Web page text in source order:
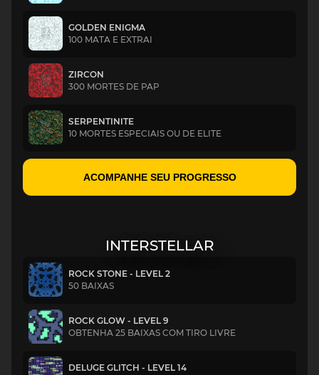
GOLDEN ENIGMA
100 MATA E EXTRAI
ZIRCON
300 MORTES DE PAP
SERPENTINITE
10 MORTES ESPECIAIS OU DE ELITE
ACOMPANHE SEU PROGRESSO
INTERSTELLAR
ROCK STONE - LEVEL 2
50 BAIXAS
ROCK GLOW - LEVEL 9
OBTENHA 25 BAIXAS COM TIRO LIVRE
DELUGE GLITCH - LEVEL 14